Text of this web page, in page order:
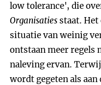
low tolerance', die
Organisaties staat. Het
situatie van weinig
ontstaan meer regels
naleving ervan.
wordt gegeten als